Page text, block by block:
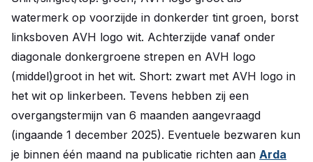
watermerk op voorzijde in donkerder tint groen, borst
linksboven AVH logo wit. Achterzijde vanaf onder
diagonale donkergroene strepen en AVH logo
(middel)groot in het wit. Short: zwart met AVH logo in
het wit op linkerbeen. Tevens hebben zij een
overgangstermijn van 6 maanden aangevraagd
(ingaande 1 december 2025). Eventuele bezwaren kun
je binnen één maand na publicatie richten aan Arda